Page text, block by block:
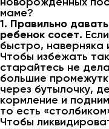
маме?
1. Правильно
ребенок сосет.
быстро, наверняка
Чтобы избежать
старайтесь не
большие
через бутылочку,
кормление и
то есть
Чтобы